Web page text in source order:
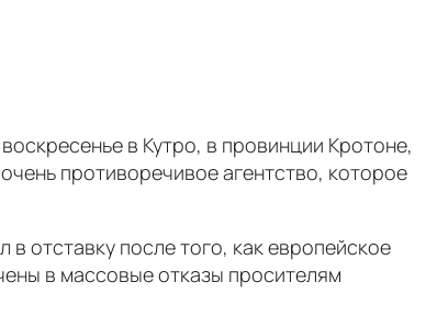
в Кутро, в провинции Кротоне,
противоречивое агентство, которое
отставку после того, как европейское
в массовые отказы просителям